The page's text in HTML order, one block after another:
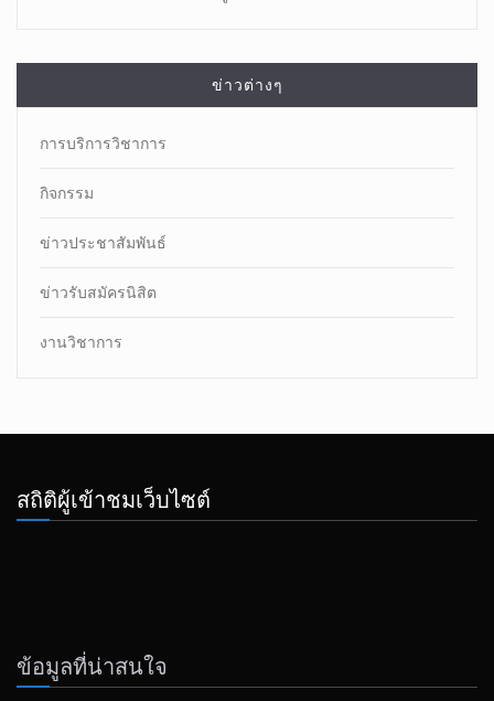
ข่าวต่างๆ
การบริการวิชาการ
กิจกรรม
ข่าวประชาสัมพันธ์
ข่าวรับสมัครนิสิต
งานวิชาการ
สถิติผู้เข้าชมเว็บไซต์
ข้อมูลที่น่าสนใจ